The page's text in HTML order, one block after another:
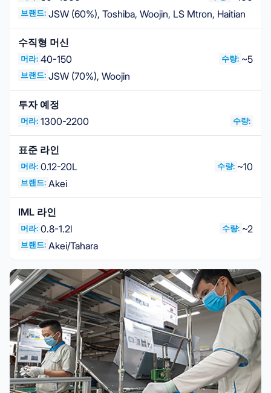
브랜드: JSW (60%), Toshiba, Woojin, LS Mtron, Haitian
수직형 머신
머라: 40-150 수량: ~5
브랜드: JSW (70%), Woojin
투자 예정
머라: 1300-2200 수량:
표준 라인
머라: 0.12-20L 수량: ~10
브랜드: Akei
IML 라인
머라: 0.8-1.2l 수량: ~2
브랜드: Akei/Tahara